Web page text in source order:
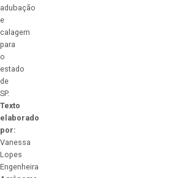
adubação
e
calagem
para
o
estado
de
SP.
Texto
elaborado
por:
Vanessa
Lopes
Engenheira